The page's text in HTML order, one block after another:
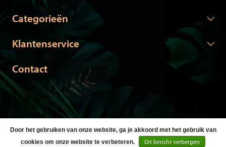
Categorieën
Klantenservice
Contact
© Copyright 2026 DMW.nu -Webshop laten makendoor Red
Door het gebruiken van onze website, ga je akkoord met het gebruik van
cookies om onze website te verbeteren.
Dit bericht verbergen